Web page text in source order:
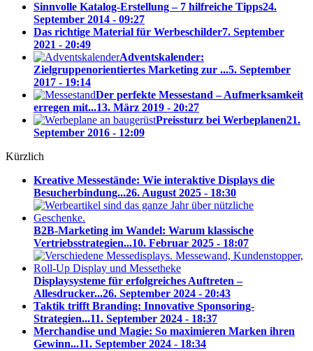
Sinnvolle Katalog-Erstellung – 7 hilfreiche Tipps24.
September 2014 - 09:27
Das richtige Material für Werbeschilder7. September
2021 - 20:49
Adventskalender:
Zielgruppenorientiertes Marketing zur ...5. September
2017 - 19:14
Der perfekte Messestand – Aufmerksamkeit
erregen mit...13. März 2019 - 20:27
Preissturz bei Werbeplanen21.
September 2016 - 12:09
Kürzlich
Kreative Messestände: Wie interaktive Displays die
Besucherbindung...26. August 2025 - 18:30
B2B-Marketing im Wandel: Warum klassische
Vertriebsstrategien...10. Februar 2025 - 18:07
Displaysysteme für erfolgreiches Auftreten –
Allesdrucker...26. September 2024 - 20:43
Taktik trifft Branding: Innovative Sponsoring-
Strategien...11. September 2024 - 18:37
Merchandise und Magie: So maximieren Marken ihren
Gewinn...11. September 2024 - 18:34